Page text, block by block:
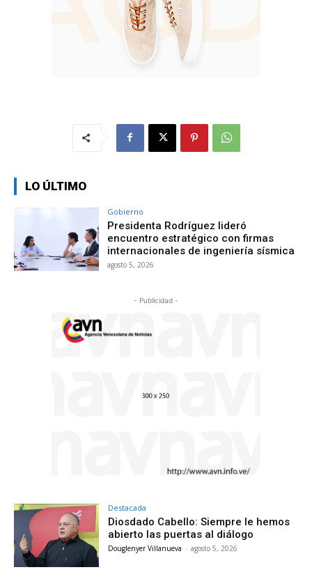
LO ÚLTIMO
Gobierno
Presidenta Rodríguez lideró
encuentro estratégico con firmas
internacionales de ingeniería sísmica
agosto 5, 2026
- Publicidad -
Destacada
Diosdado Cabello: Siempre le hemos
abierto las puertas al diálogo
Douglenyer Villanueva - agosto 5, 2026